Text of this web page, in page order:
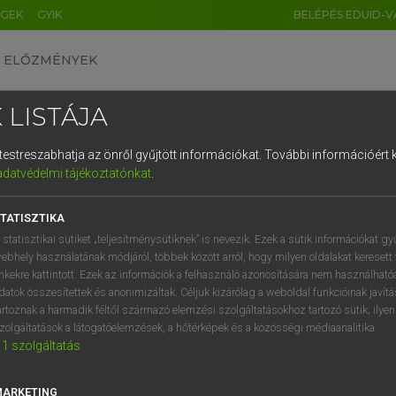
GYIK BELÉPÉS EDUID-
ELŐZMÉNYEK
egyetemes nagyszótár
VAN ELŐFIZETÉSED?
megtekintéséhez.
LISTÁJA
az önről gyűjtött információkat. További információért
tájékoztatónkat.
statisztikai sütiket „teljesítménysütiknek” is nevezik. Ezek a sütik információkat
használatának módjáról, többek között arról, hogy milyen oldalakat keresett
kattintott. Ezek az információk a felhasználó azonosítására nem
összesítettek és anonimizáltak. Céljuk kizárólag a weboldal funkcióinak
a harmadik féltől származó elemzési szolgáltatásokhoz tartozó sütik;
a látogatóelemzések, a hőtérképek és a közösségi médiaanalitika.
1 szolgáltatás
DE CN FR ES IT NL
1 2 3 4 5 6 7 8 9
q w e r t z u i
a s d f g h j k l é
í y x c v b n m , .